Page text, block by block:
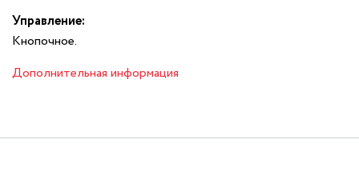
Управление:
Кнопочное.
Дополнительная информация